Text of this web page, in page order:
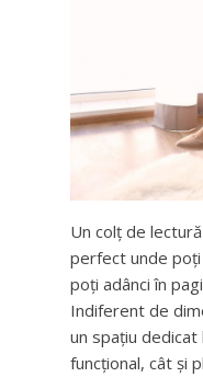
Un colț de
perfect unde poți
poți adânci în
Indiferent de
un spațiu
funcțional, cât și